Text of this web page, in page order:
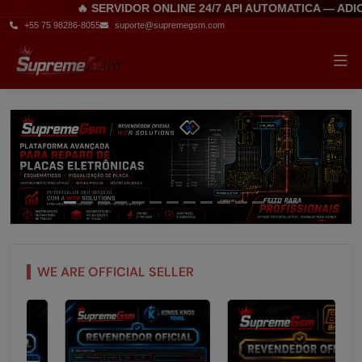
🔥 SERVIDOR ONLINE 24/7 API AUTOMATICA —
+55 75 98286-8055 suporte@supremegsm.com
WE ARE OFFICIAL SELLER